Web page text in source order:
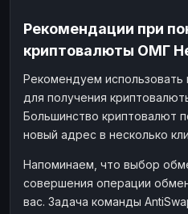
Рекомендации при
криптовалюты ОМГ
Рекомендуем
для получения
Большинство криптовалют
новый адрес в несколько
Напоминаем, что выбор
совершения операции
вас. Задача команды